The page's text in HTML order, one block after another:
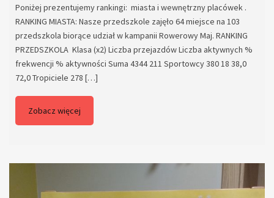
Poniżej prezentujemy rankingi: miasta i wewnętrzny placówek .
RANKING MIASTA: Nasze przedszkole zajęło 64 miejsce na 103
przedszkola biorące udział w kampanii Rowerowy Maj. RANKING
PRZEDSZKOLA Klasa (x2) Liczba przejazdów Liczba aktywnych %
frekwencji % aktywności Suma 4344 211 Sportowcy 380 18 38,0
72,0 Tropiciele 278 […]
Zobacz więcej